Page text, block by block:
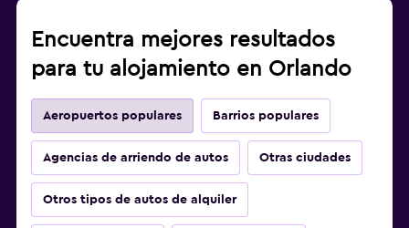
Encuentra mejores resultados
para tu alojamiento en Orlando
Aeropuertos populares Barrios populares
Agencias de arriendo de autos Otras ciudades
Otros tipos de autos de alquiler